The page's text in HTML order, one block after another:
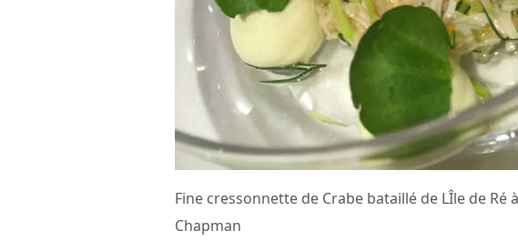
Fine cressonnette de Crabe bataillé de LÎle de Ré
Chapman